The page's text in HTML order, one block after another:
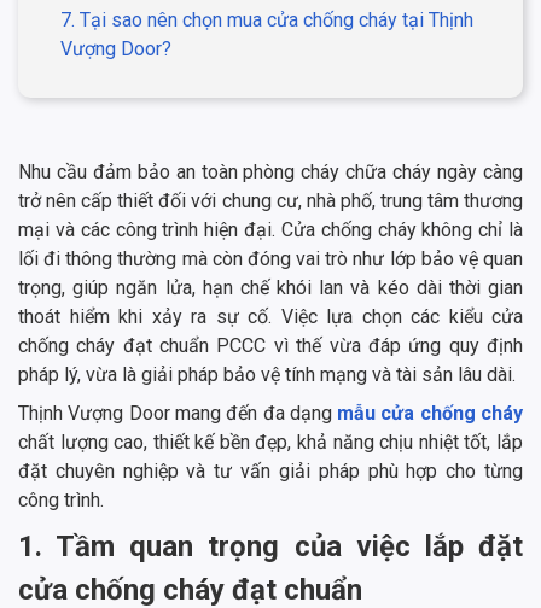
7. Tại sao nên chọn mua cửa chống cháy tại Thịnh
Vượng Door?
Nhu cầu đảm bảo an toàn phòng cháy chữa cháy ngày càng
trở nên cấp thiết đối với chung cư, nhà phố, trung tâm thương
mại và các công trình hiện đại. Cửa chống cháy không chỉ là
lối đi thông thường mà còn đóng vai trò như lớp bảo vệ quan
trọng, giúp ngăn lửa, hạn chế khói lan và kéo dài thời gian
thoát hiểm khi xảy ra sự cố. Việc lựa chọn các kiểu cửa
chống cháy đạt chuẩn PCCC vì thế vừa đáp ứng quy định
pháp lý, vừa là giải pháp bảo vệ tính mạng và tài sản lâu dài.
Thịnh Vượng Door mang đến đa dạng mẫu cửa chống cháy
chất lượng cao, thiết kế bền đẹp, khả năng chịu nhiệt tốt, lắp
đặt chuyên nghiệp và tư vấn giải pháp phù hợp cho từng
công trình.
1. Tầm quan trọng của việc lắp đặt
cửa chống cháy đạt chuẩn